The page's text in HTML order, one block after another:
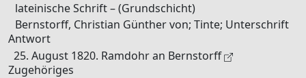
lateinische Schrift – (Grundschicht)
Bernstorff, Christian Günther von; Tinte; Unterschrift
Antwort
25. August 1820. Ramdohr an Bernstorff
Zugehöriges